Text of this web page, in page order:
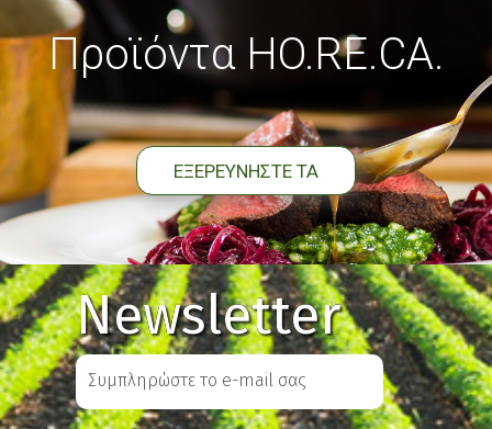
Προϊόντα HO.RE.CA.
ΕΞΕΡΕΥΝΗΣΤΕ ΤΑ
Newsletter